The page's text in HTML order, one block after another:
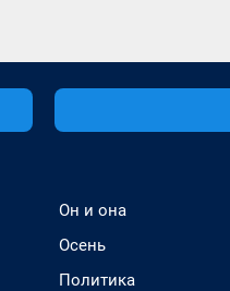
Он и она
Осень
Политика